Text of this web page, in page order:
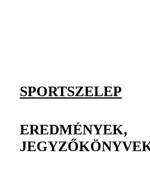
SPORTSZELEP
EREDMÉNYEK,